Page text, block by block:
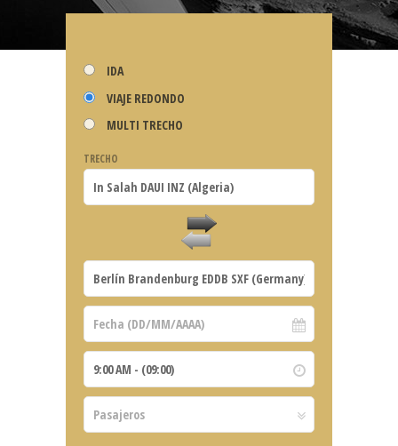
IDA
VIAJE REDONDO
MULTI TRECHO
TRECHO